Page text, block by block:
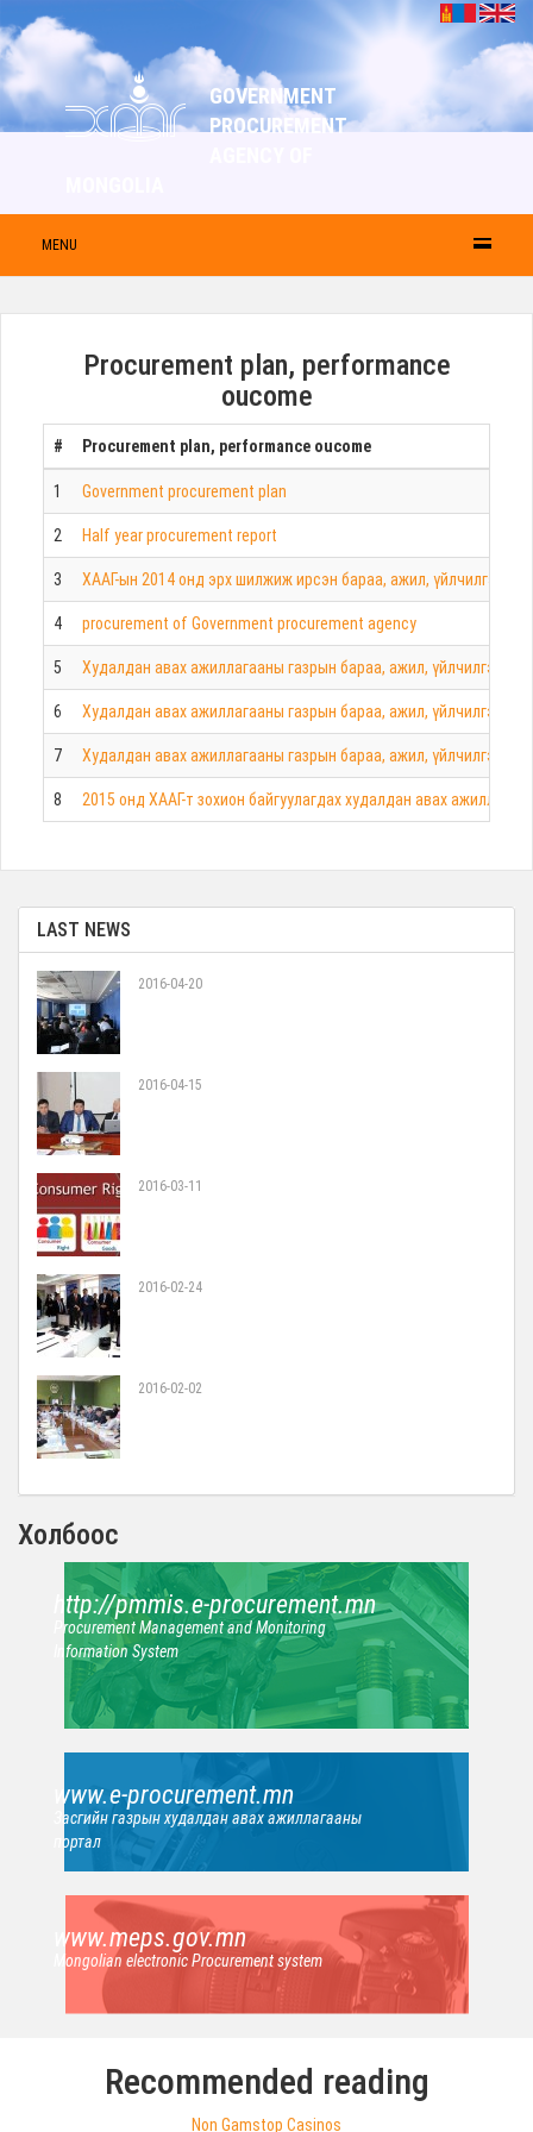
GOVERNMENT
PROCUREMENT
MENU
Procurement plan, performance
oucome
# Procurement plan, performance oucome
1 Government procurement plan
2 Half year procurement report
3 ХААГ-ын 2014 онд эрх шилжиж ирсэн бараа, ажил, үйлчилгээ
4 procurement of Government procurement agency
5 Худалдан авах ажиллагааны газрын бараа, ажил, үйлчилгээ
6 Худалдан авах ажиллагааны газрын бараа, ажил, үйлчилгээ
7 Худалдан авах ажиллагааны газрын бараа, ажил, үйлчилгээ
8 2015 онд ХААГ-т зохион байгуулагдах худалдан авах
LAST NEWS
2016-04-20
2016-04-15
2016-03-11
2016-02-24
2016-02-02
Холбоос
http://pmmis.e-procurement.mn
Procurement Management and Monitoring
Information System
www.e-procurement.mn
Засгийн газрын худалдан авах ажиллагааны
портал
www.meps.gov.mn
Mongolian electronic Procurement system
Recommended reading
Non Gamstop Casinos